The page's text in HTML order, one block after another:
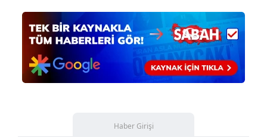
Haber Girişi